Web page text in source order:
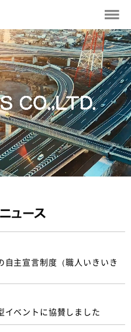
自主宣言制度（職人いきいき
イベントに協賛しました